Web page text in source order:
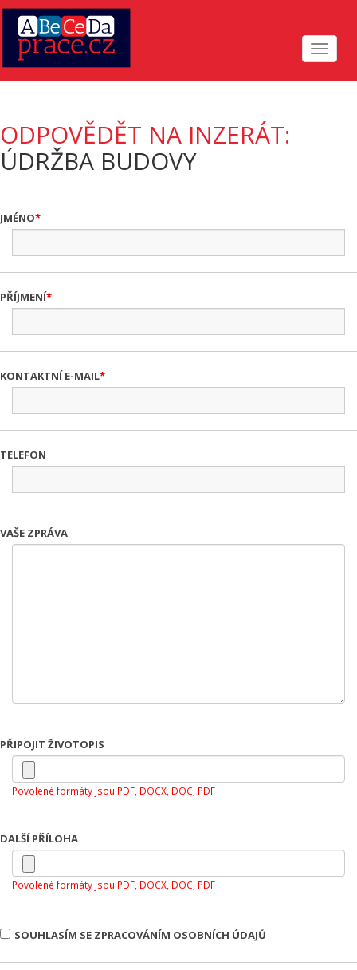
Toggle
ODPOVĚDĚT NA INZERÁT:
ÚDRŽBA BUDOVY
JMÉNO
PŘÍJMENÍ
KONTAKTNÍ E-MAIL
TELEFON
VAŠE ZPRÁVA
PŘIPOJIT ŽIVOTOPIS
Povolené formáty jsou PDF, DOCX, DOC, PDF
DALŠÍ PŘÍLOHA
Povolené formáty jsou PDF, DOCX, DOC, PDF
SOUHLASÍM SE ZPRACOVÁNÍM OSOBNÍCH ÚDAJŮ